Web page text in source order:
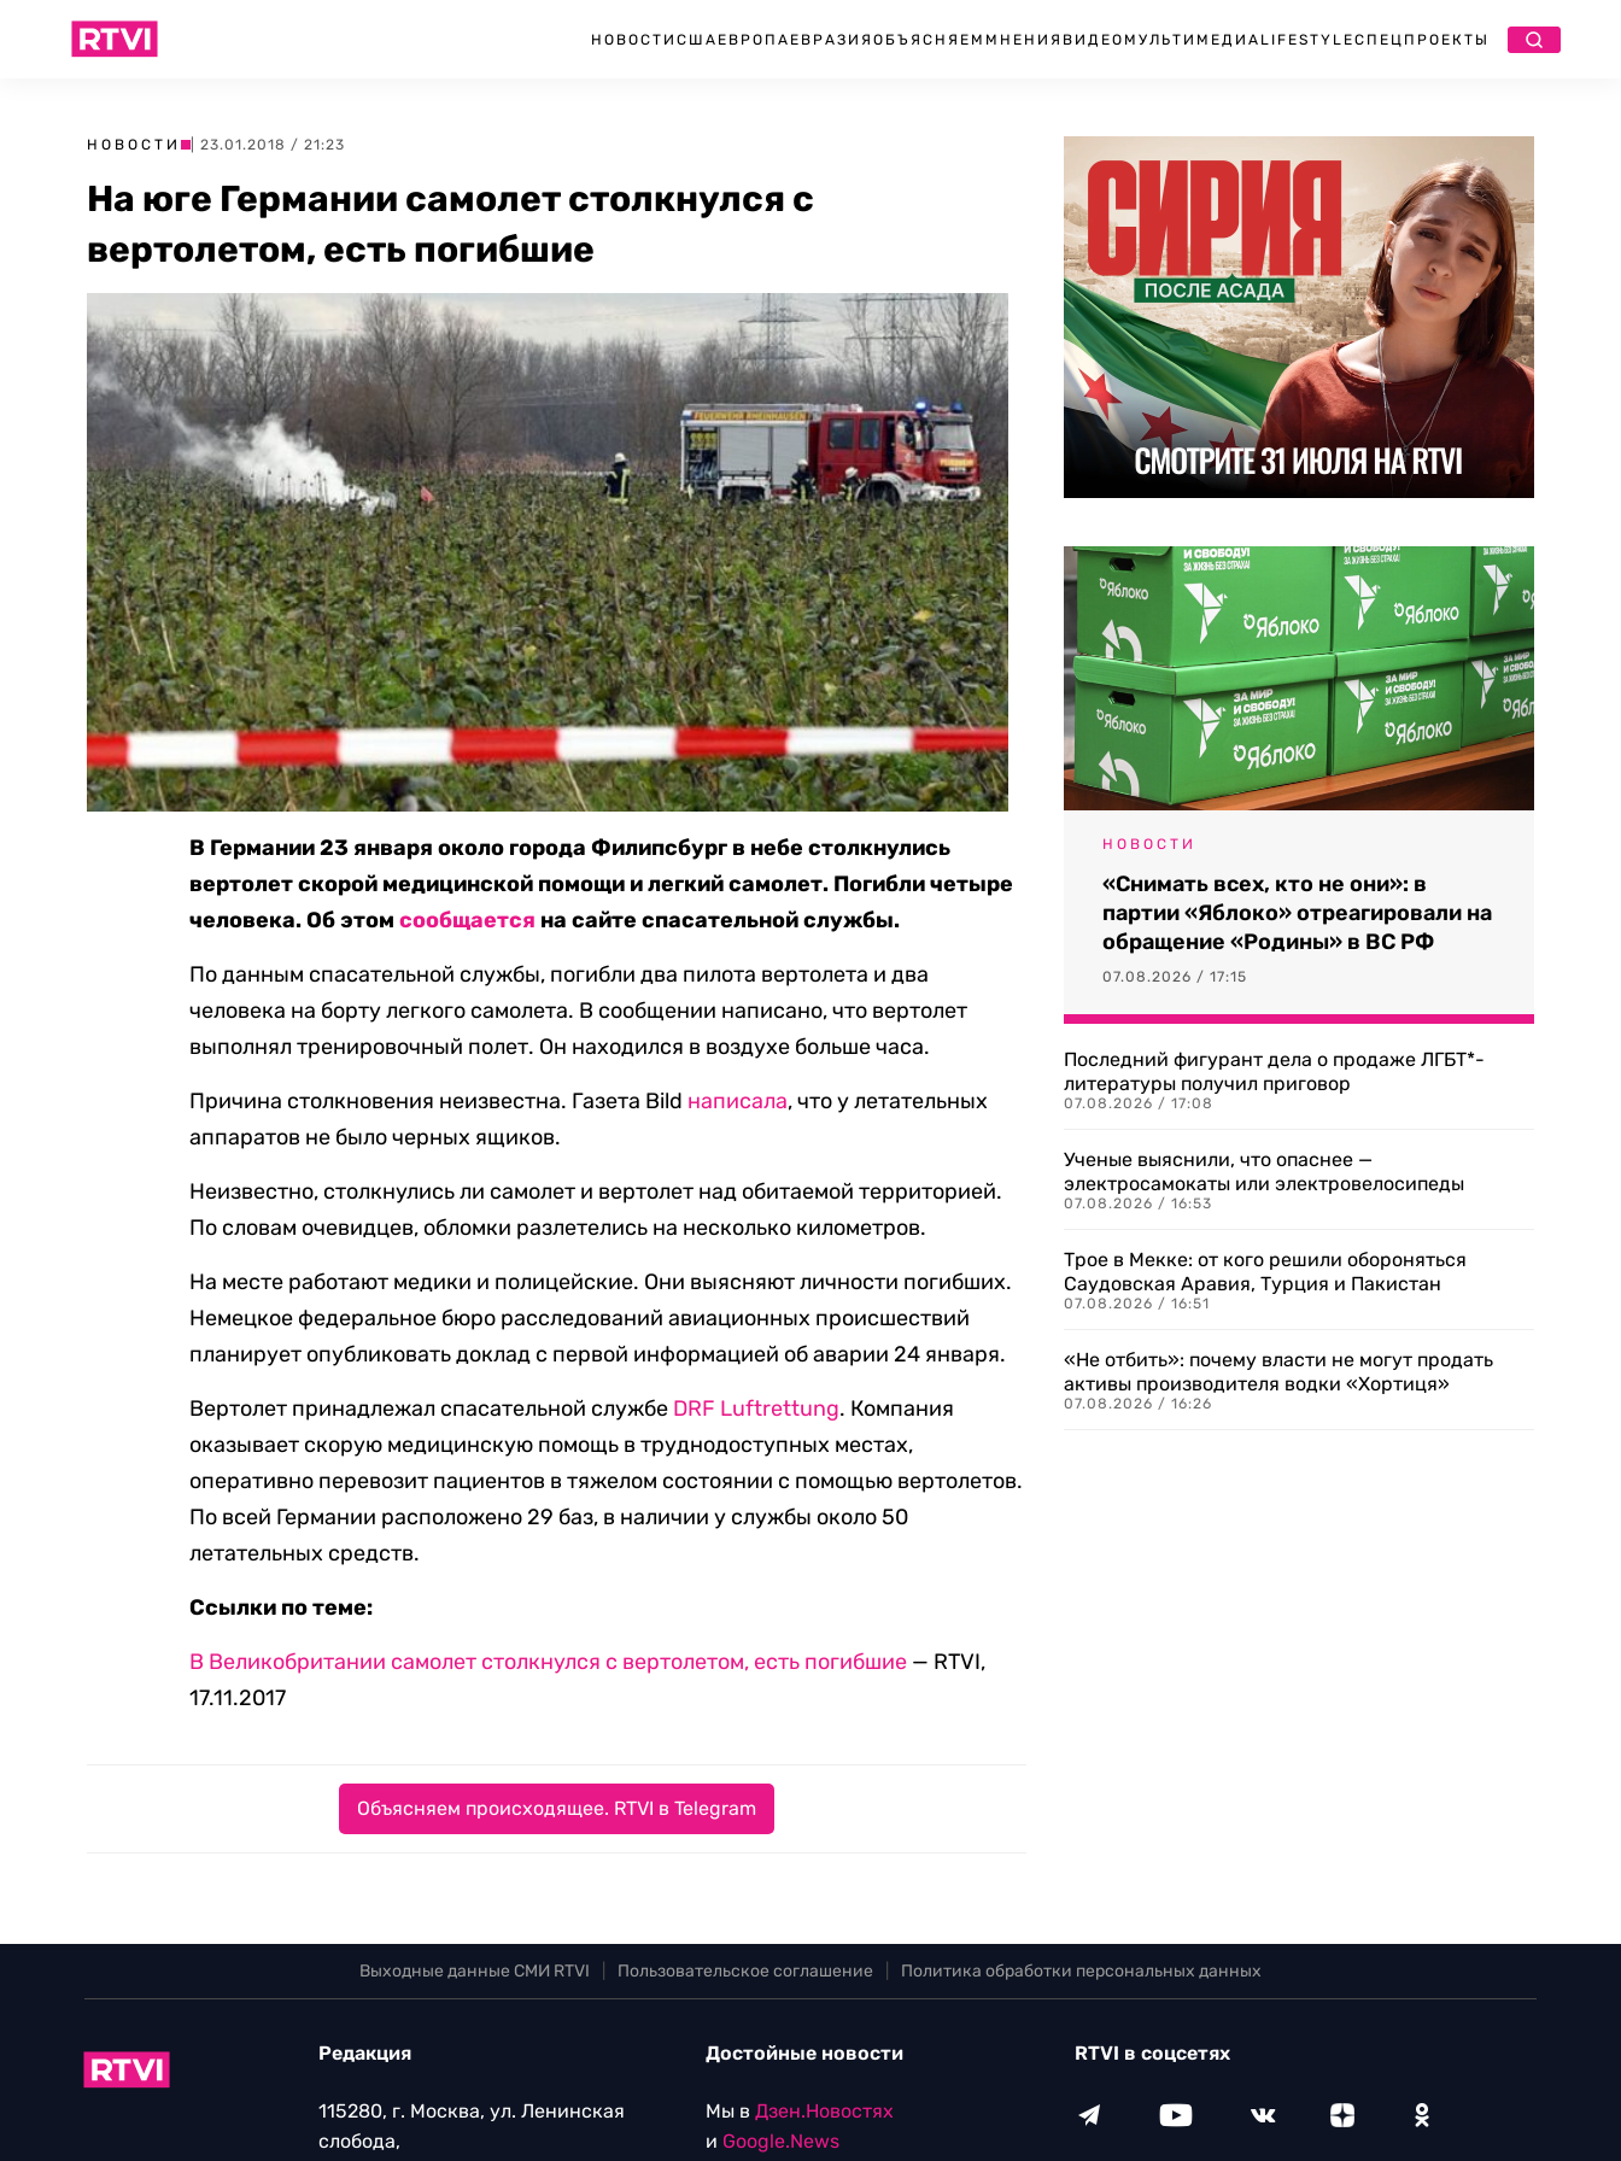
НОВОСТИ США ЕВРОПА ЕВРАЗИЯ ОБЪЯСНЯЕМ МНЕНИЯ ВИДЕО МУЛЬТИМЕДИА LIFESTYLEСПЕЦПРОЕКТЫ
НОВОСТИ | 23.01.2018 / 21:23
На юге Германии самолет столкнулся с
вертолетом, есть погибшие
В Германии 23 января около города Филипсбург в небе столкнулись
вертолет скорой медицинской помощи и легкий самолет. Погибли четыре
человека. Об этомсообщается на сайте спасательной службы.
По данным спасательной службы, погибли два пилота вертолета и два
человека на борту легкого самолета. В сообщении написано, что вертолет
выполнял тренировочный полет. Он находился в воздухе больше часа.
Причина столкновения неизвестна. Газета Bild написала, что у летательных
аппаратов не было черных ящиков.
Неизвестно, столкнулись ли самолет и вертолет над обитаемой территорией.
По словам очевидцев, обломки разлетелись на несколько километров.
На месте работают медики и полицейские. Они выясняют личности погибших.
Немецкое федеральное бюро расследований авиационных происшествий
планирует опубликовать доклад с первой информацией об аварии 24 января.
Вертолет принадлежал спасательной службе DRF Luftrettung. Компания
оказывает скорую медицинскую помощь в труднодоступных местах,
оперативно перевозит пациентов в тяжелом состоянии с помощью вертолетов.
По всей Германии расположено 29 баз, в наличии у службы около 50
летательных средств.
Ссылки по теме:
В Великобритании самолет столкнулся с вертолетом, есть погибшие — RTVI,
17.11.2017
Объясняем происходящее. RTVI в Telegram
НОВОСТИ
«Снимать всех, кто не они»: в
партии «Яблоко» отреагировали на
обращение «Родины» в ВС РФ
07.08.2026 / 17:15
Последний фигурант дела о продаже ЛГБТ*-
литературы получил приговор
07.08.2026 / 17:08
Ученые выяснили, что опаснее —
электросамокаты или электровелосипеды
07.08.2026 / 16:53
Трое в Мекке: от кого решили обороняться
Саудовская Аравия, Турция и Пакистан
07.08.2026 / 16:51
«Не отбить»: почему власти не могут продать
активы производителя водки «Хортиця»
07.08.2026 / 16:26
Выходные данные СМИ RTVI Пользовательское соглашение Политика обработки персональных данных
Редакция
115280, г. Москва, ул. Ленинская
слобода,
Достойные новости
Мы в Дзен.Новостях
и Google.News
RTVI в соцсетях